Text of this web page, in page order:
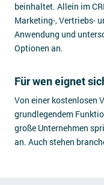
beinhaltet. Allein im
Marketing-, Vertriebs-
Anwendung und
Optionen an.
Für wen eignet
Von einer kostenlosen
grundlegendem
große Unternehmen
an. Auch stehen